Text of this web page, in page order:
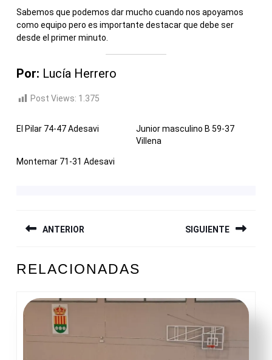
Sabemos que podemos dar mucho cuando nos apoyamos
como equipo pero es importante destacar que debe ser
desde el primer minuto.
Por: Lucía Herrero
Post Views: 1.375
El Pilar 74-47 Adesavi
Junior masculino B 59-37
Villena
Montemar 71-31 Adesavi
DE
ANTERIOR
anterior:
SIGUIENTE
entrada:
RELACIONADAS